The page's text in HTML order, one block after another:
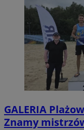
GALERIA
Znamy